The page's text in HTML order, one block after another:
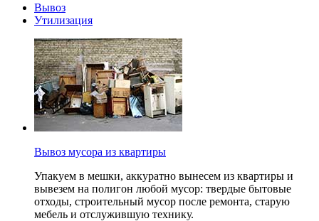
Вывоз
Утилизация
Вывоз мусора из квартиры
Упакуем в мешки, аккуратно вынесем из квартиры и
вывезем на полигон любой мусор: твердые бытовые
отходы, строительный мусор после ремонта, старую
мебель и отслужившую технику.